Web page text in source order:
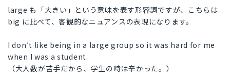
large も「大きい」という意味を表す形容詞ですが、こちらは
big に比べて、客観的なニュアンスの表現になります。
I don’t like being in a large group so it was hard for me
when I was a student.
（大人数が苦手だから、学生の時は辛かった。）